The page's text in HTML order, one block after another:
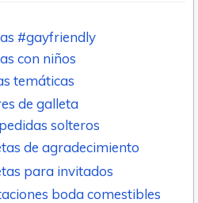
#gayfriendly
con niños
temáticas
de galleta
solteros
de agradecimiento
para invitados
boda comestibles